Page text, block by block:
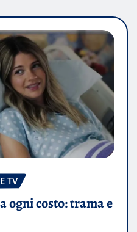
TV
ogni costo: trama e